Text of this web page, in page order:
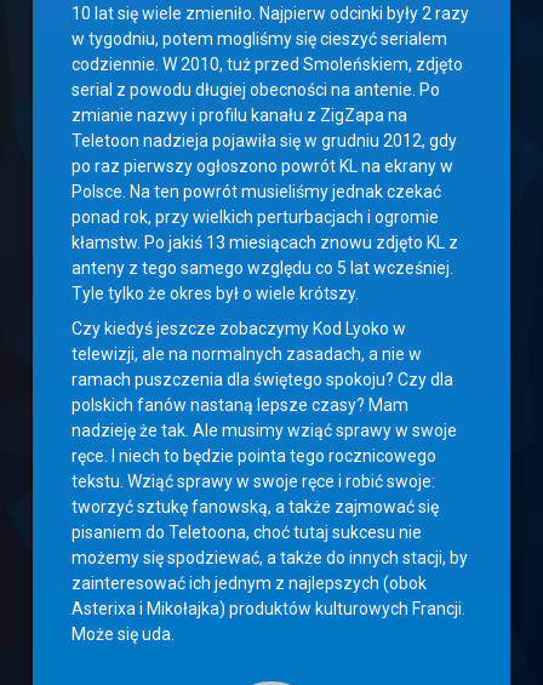
10 lat się wiele zmieniło. Najpierw odcinki były 2 razy
w tygodniu, potem mogliśmy się cieszyć serialem
codziennie. W 2010, tuż przed Smoleńskiem, zdjęto
serial z powodu długiej obecności na antenie. Po
zmianie nazwy i profilu kanału z ZigZapa na
Teletoon nadzieja pojawiła się w grudniu 2012, gdy
po raz pierwszy ogłoszono powrót KL na ekrany w
Polsce. Na ten powrót musieliśmy jednak czekać
ponad rok, przy wielkich perturbacjach i ogromie
kłamstw. Po jakiś 13 miesiącach znowu zdjęto KL z
anteny z tego samego względu co 5 lat wcześniej.
Tyle tylko że okres był o wiele krótszy.
Czy kiedyś jeszcze zobaczymy Kod Lyoko w
telewizji, ale na normalnych zasadach, a nie w
ramach puszczenia dla świętego spokoju? Czy dla
polskich fanów nastaną lepsze czasy? Mam
nadzieję że tak. Ale musimy wziąć sprawy w swoje
ręce. I niech to będzie pointa tego rocznicowego
tekstu. Wziąć sprawy w swoje ręce i robić swoje:
tworzyć sztukę fanowską, a także zajmować się
pisaniem do Teletoona, choć tutaj sukcesu nie
możemy się spodziewać, a także do innych stacji, by
zainteresować ich jednym z najlepszych (obok
Asterixa i Mikołajka) produktów kulturowych Francji.
Może się uda.